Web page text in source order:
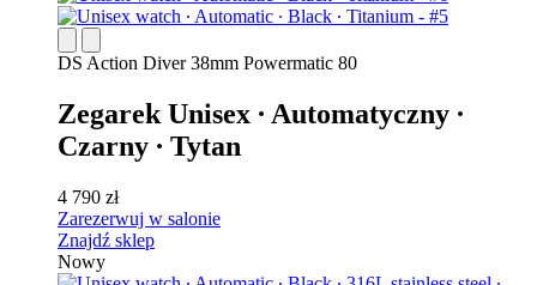
DS Action Diver 38mm Powermatic 80
Zegarek Unisex ∙ Automatyczny ∙
Czarny ∙ Tytan
4 790 zł
Zarezerwuj w salonie
Znajdź sklep
Nowy